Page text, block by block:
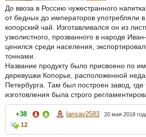
До ввоза в Россию чужестранного
от бедных до императоров употребляли
копорский чай. Изготавливался он из
узколистного, прозванного в народе
ценился среди населения,
тоннами.
Название продукту было присвоено по
деревушки Копорье, расположенной
Петербурга. Там был построен завод, где
изготовления была строго
+38 larisav2583 20 мая 2018
12